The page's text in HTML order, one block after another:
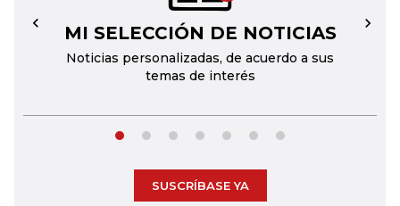
MI SELECCIÓN DE NOTICIAS
Noticias personalizadas, de acuerdo a sus
temas de interés
← →
SUSCRÍBASE YA